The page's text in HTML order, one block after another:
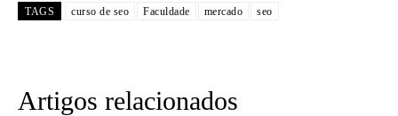
TAGS curso de seo Faculdade mercado seo
Artigos relacionados